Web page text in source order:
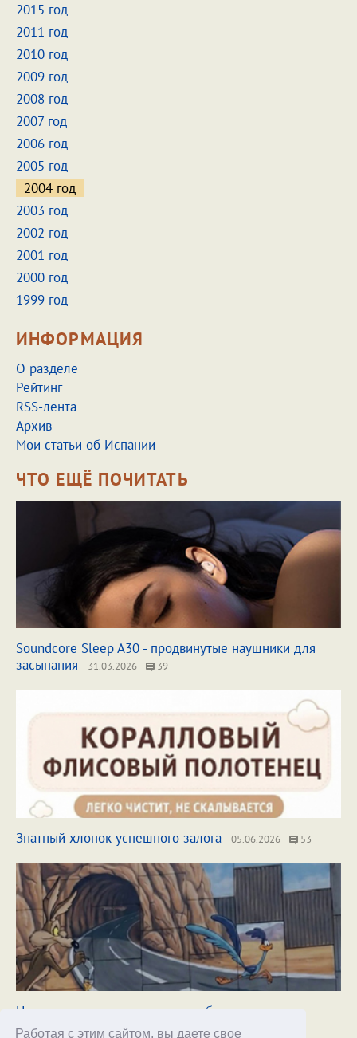
Работая с этим сайтом, вы даете свое
2015 год
2011 год
2010 год
2009 год
2008 год
2007 год
2006 год
2005 год
2004 год
2003 год
2002 год
2001 год
2000 год
1999 год
ИНФОРМАЦИЯ
О разделе
Рейтинг
RSS-лента
Архив
Мои статьи об Испании
ЧТО ЕЩЁ ПОЧИТАТЬ
Soundcore Sleep A30 - продвинутые наушники для
засыпания
31.03.2026 39
Знатный хлопок успешного залога 05.06.2026 53
Непотопляемые заткнюхины небесных врат
31.07.2026 97